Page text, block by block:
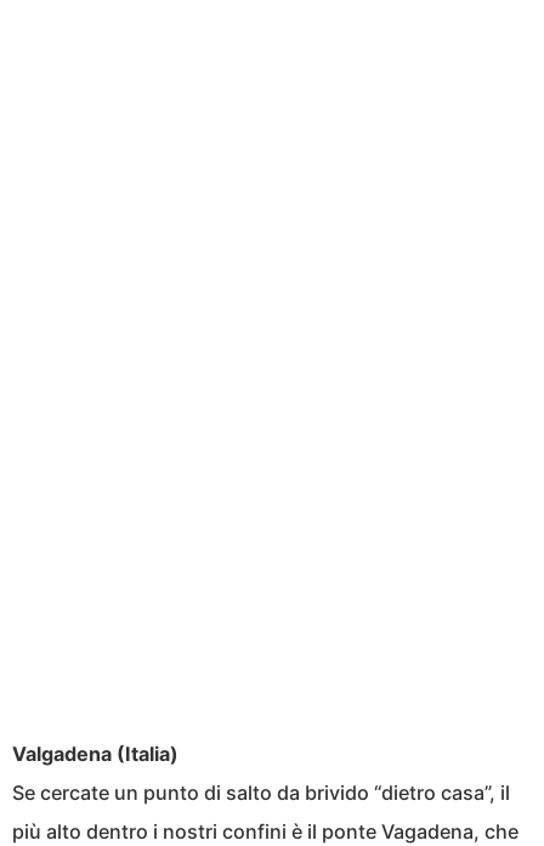
Valgadena (Italia)
Se cercate un punto di salto da brivido “dietro casa”, il
più alto dentro i nostri confini è il ponte Vagadena, che